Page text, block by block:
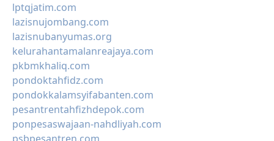
lptqjatim.com
lazisnujombang.com
lazisnubanyumas.org
kelurahantamalanreajaya.com
pkbmkhaliq.com
pondoktahfidz.com
pondokkalamsyifabanten.com
pesantrentahfizhdepok.com
ponpesaswajaan-nahdliyah.com